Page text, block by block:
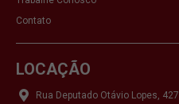
Contato
LOCAÇÃO
Rua Deputado Otávio Lopes, 427